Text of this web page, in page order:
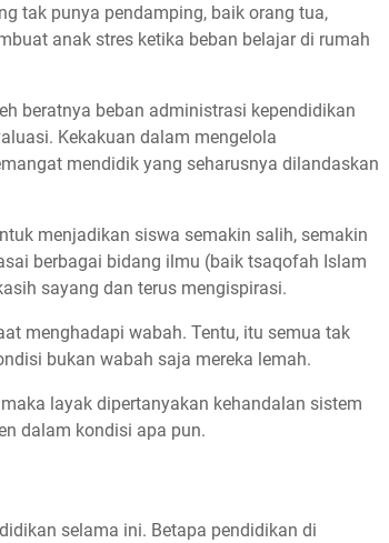
tak punya pendamping, baik orang tua,
anak stres ketika beban belajar di rumah
beratnya beban administrasi kependidikan
Kekakuan dalam mengelola
mendidik yang seharusnya dilandaskan
menjadikan siswa semakin salih, semakin
berbagai bidang ilmu (baik tsaqofah Islam
sayang dan terus mengispirasi.
menghadapi wabah. Tentu, itu semua tak
bukan wabah saja mereka lemah.
layak dipertanyakan kehandalan sistem
dalam kondisi apa pun.
selama ini. Betapa pendidikan di